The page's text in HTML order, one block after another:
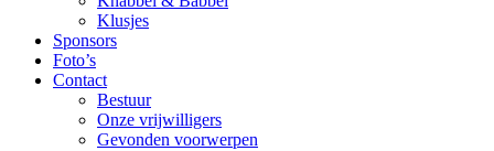
Klusjes
Sponsors
Foto’s
Contact
Bestuur
Onze vrijwilligers
Gevonden voorwerpen